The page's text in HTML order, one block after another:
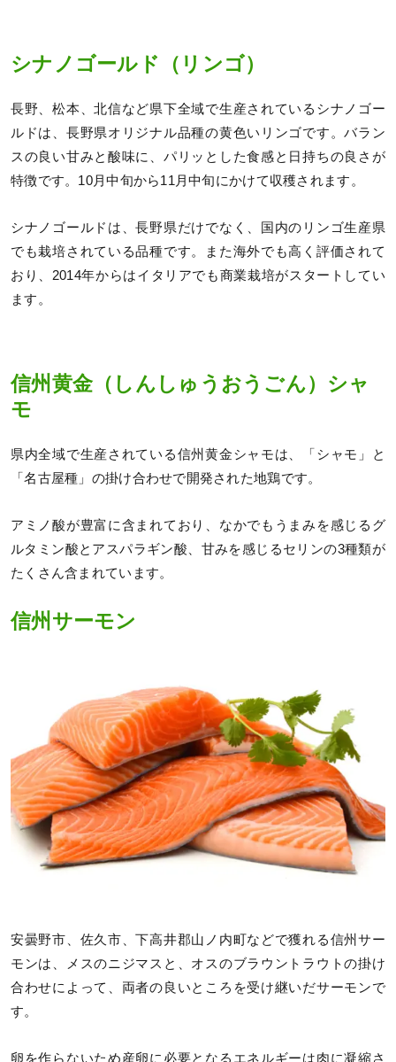
シナノゴールド（リンゴ）
長野、松本、北信など県下全域で生産されているシナノゴー
ルドは、長野県オリジナル品種の黄色いリンゴです。バラン
スの良い甘みと酸味に、パリッとした食感と日持ちの良さが
特徴です。10月中旬から11月中旬にかけて収穫されます。
シナノゴールドは、長野県だけでなく、国内のリンゴ生産県
でも栽培されている品種です。また海外でも高く評価されて
おり、2014年からはイタリアでも商業栽培がスタートしてい
ます。
信州黄金（しんしゅうおうごん）シャ
モ
県内全域で生産されている信州黄金シャモは、「シャモ」と
「名古屋種」の掛け合わせで開発された地鶏です。
アミノ酸が豊富に含まれており、なかでもうまみを感じるグ
ルタミン酸とアスパラギン酸、甘みを感じるセリンの3種類が
たくさん含まれています。
信州サーモン
安曇野市、佐久市、下高井郡山ノ内町などで獲れる信州サー
モンは、メスのニジマスと、オスのブラウントラウトの掛け
合わせによって、両者の良いところを受け継いだサーモンで
す。
卵を作らないため産卵に必要となるエネルギーは肉に凝縮さ